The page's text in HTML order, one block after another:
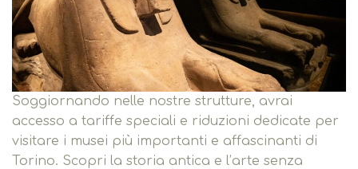
Soggiornando nelle nostre strutture, avrai
accesso a tariffe speciali e riduzioni dedicate per
visitare i musei più importanti e affascinanti di
Torino. Scopri la storia antica e l’arte senza